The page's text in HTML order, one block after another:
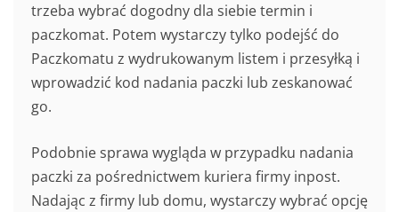
trzeba wybrać dogodny dla siebie termin i
paczkomat. Potem wystarczy tylko podejść do
Paczkomatu z wydrukowanym listem i przesyłką i
wprowadzić kod nadania paczki lub zeskanować
go.
Podobnie sprawa wygląda w przypadku nadania
paczki za pośrednictwem kuriera firmy inpost.
Nadając z firmy lub domu, wystarczy wybrać opcję